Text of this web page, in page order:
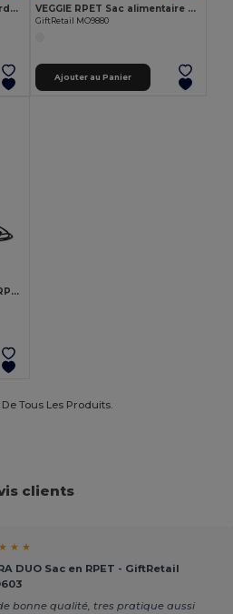
SHOOP REFLECTIVE Sac cordelette réfléchissant VEGGIE RPET Sac alimentaire en filet RPET
GiftRetail MO9880
Ajouter au Panier
LIBAG Sac à cordon en PU RPET 2 tons
Tous Les Produits.
clients
★ ★
DUO Sac en RPET - GiftRetail
bonne qualité, tres pratique aussi